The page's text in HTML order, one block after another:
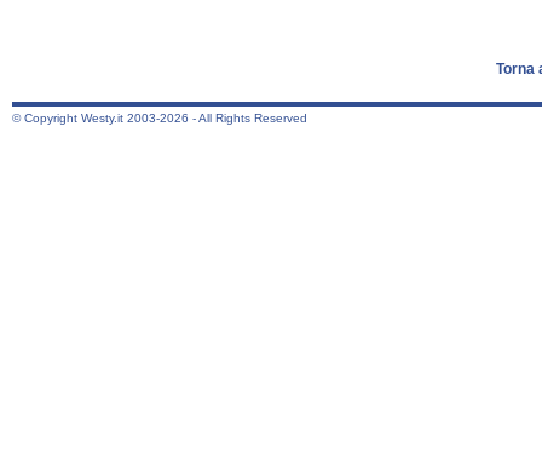
Torna
© Copyright Westy.it 2003-2026 - All Rights Reserved